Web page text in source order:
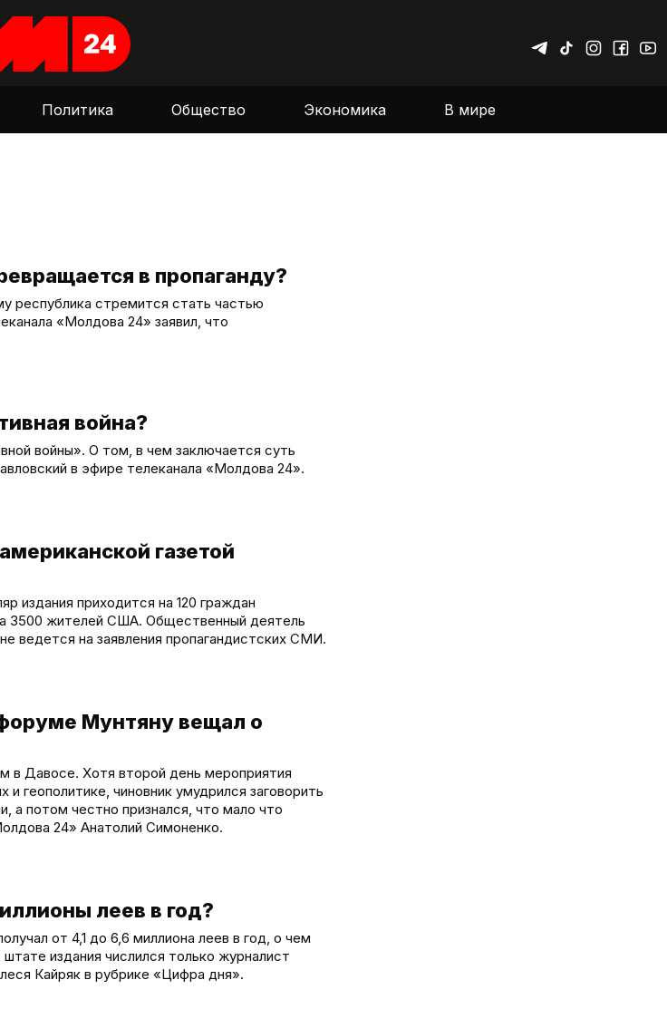
Политика Общество Экономика В мире
в пропаганду?
республика стремится стать частью
«Молдова 24» заявил, что
война?
войны». О том, в чем заключается суть
в эфире телеканала «Молдова 24».
газетой
издания приходится на 120 граждан
3500 жителей США. Общественный деятель
ведется на заявления пропагандистских СМИ.
Мунтяну вещал о
в Давосе. Хотя второй день мероприятия
геополитике, чиновник умудрился заговорить
а потом честно признался, что мало что
24» Анатолий Симоненко.
леев в год?
от 4,1 до 6,6 миллиона леев в год, о чем
издания числился только журналист
Кайряк в рубрике «Цифра дня».